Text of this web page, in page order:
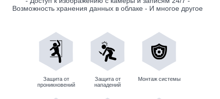
Возможность хранения данных в облаке - И многое другое
Защита от
проникновений
Защита от
нападений
Монтаж системы